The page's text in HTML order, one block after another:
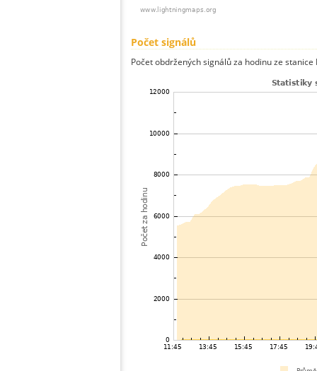
Počet signálů
Počet obdržených signálů za hodinu ze